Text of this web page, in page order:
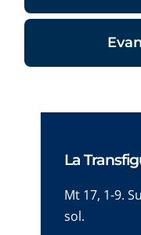
La
Mt 17, 1-9.
sol.